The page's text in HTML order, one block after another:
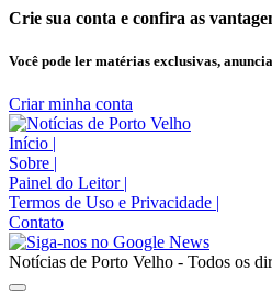
Crie sua conta e confira as
Você pode ler matérias exclusivas,
Criar minha conta
Início |
Sobre |
Painel do Leitor |
Termos de Uso e Privacidade |
Contato
Notícias de Porto Velho - Todos os